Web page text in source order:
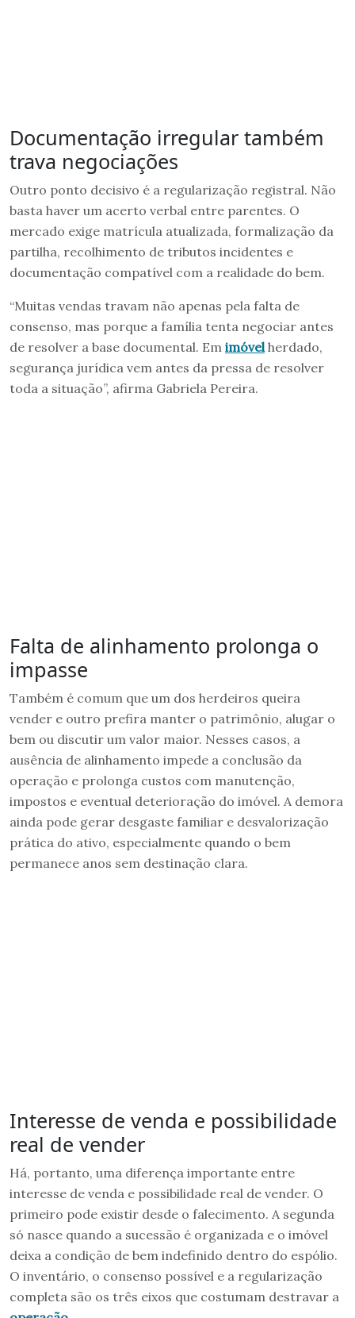
Documentação irregular também
trava negociações
Outro ponto decisivo é a regularização registral. Não
basta haver um acerto verbal entre parentes. O
mercado exige matrícula atualizada, formalização da
partilha, recolhimento de tributos incidentes e
documentação compatível com a realidade do bem.
“Muitas vendas travam não apenas pela falta de
consenso, mas porque a família tenta negociar antes
de resolver a base documental. Em imóvel herdado,
segurança jurídica vem antes da pressa de resolver
toda a situação”, afirma Gabriela Pereira.
Falta de alinhamento prolonga o
impasse
Também é comum que um dos herdeiros queira
vender e outro prefira manter o patrimônio, alugar o
bem ou discutir um valor maior. Nesses casos, a
ausência de alinhamento impede a conclusão da
operação e prolonga custos com manutenção,
impostos e eventual deterioração do imóvel. A demora
ainda pode gerar desgaste familiar e desvalorização
prática do ativo, especialmente quando o bem
permanece anos sem destinação clara.
Interesse de venda e possibilidade
real de vender
Há, portanto, uma diferença importante entre
interesse de venda e possibilidade real de vender. O
primeiro pode existir desde o falecimento. A segunda
só nasce quando a sucessão é organizada e o imóvel
deixa a condição de bem indefinido dentro do espólio.
O inventário, o consenso possível e a regularização
completa são os três eixos que costumam destravar a